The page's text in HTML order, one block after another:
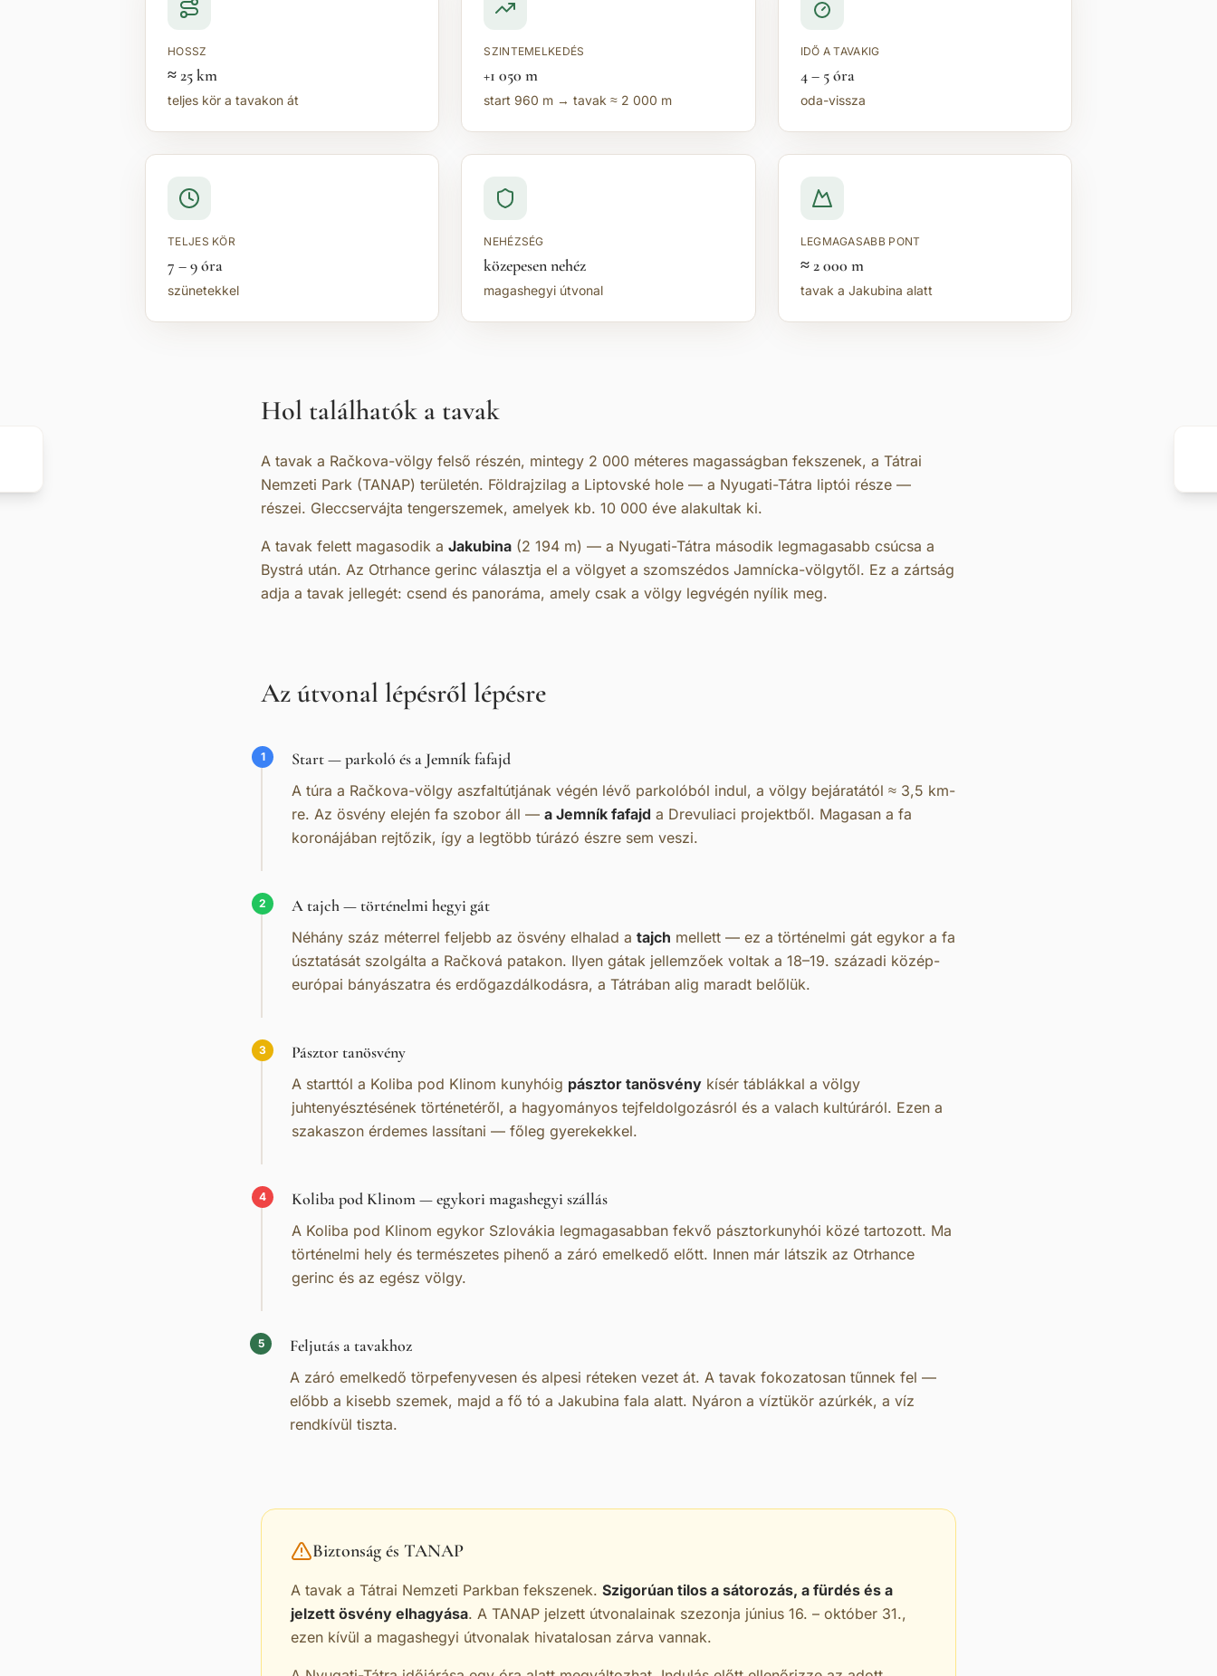
HOSSZ
≈ 25 km
teljes kör a tavakon át
SZINTEMELKEDÉS
+1 050 m
start 960 m → tavak ≈ 2 000 m
IDŐ A TAVAKIG
4 – 5 óra
oda-vissza
TELJES KÖR
7 – 9 óra
szünetekkel
NEHÉZSÉG
közepesen nehéz
magashegyi útvonal
LEGMAGASABB PONT
≈ 2 000 m
tavak a Jakubina alatt
Hol találhatók a tavak
A tavak a Račkova-völgy felső részén, mintegy 2 000 méteres magasságban fekszenek, a Tátrai
Nemzeti Park (TANAP) területén. Földrajzilag a Liptovské hole — a Nyugati-Tátra liptói része —
részei. Gleccservájta tengerszemek, amelyek kb. 10 000 éve alakultak ki.
A tavak felett magasodik a Jakubina (2 194 m) — a Nyugati-Tátra második legmagasabb csúcsa a
Bystrá után. Az Otrhance gerinc választja el a völgyet a szomszédos Jamnícka-völgytől. Ez a zártság
adja a tavak jellegét: csend és panoráma, amely csak a völgy legvégén nyílik meg.
Az útvonal lépésről lépésre
1 Start — parkoló és a Jemník fafajd
A túra a Račkova-völgy aszfaltútjának végén lévő parkolóból indul, a völgy bejáratától ≈ 3,5 km-
re. Az ösvény elején fa szobor áll — a Jemník fafajd a Drevuliaci projektből. Magasan a fa
koronájában rejtőzik, így a legtöbb túrázó észre sem veszi.
2 A tajch — történelmi hegyi gát
Néhány száz méterrel feljebb az ösvény elhalad a tajch mellett — ez a történelmi gát egykor a fa
úsztatását szolgálta a Račková patakon. Ilyen gátak jellemzőek voltak a 18–19. századi közép-
európai bányászatra és erdőgazdálkodásra, a Tátrában alig maradt belőlük.
3 Pásztor tanösvény
A starttól a Koliba pod Klinom kunyhóig pásztor tanösvény kísér táblákkal a völgy
juhtenyésztésének történetéről, a hagyományos tejfeldolgozásról és a valach kultúráról. Ezen a
szakaszon érdemes lassítani — főleg gyerekekkel.
4 Koliba pod Klinom — egykori magashegyi szállás
A Koliba pod Klinom egykor Szlovákia legmagasabban fekvő pásztorkunyhói közé tartozott. Ma
történelmi hely és természetes pihenő a záró emelkedő előtt. Innen már látszik az Otrhance
gerinc és az egész völgy.
5 Feljutás a tavakhoz
A záró emelkedő törpefenyvesen és alpesi réteken vezet át. A tavak fokozatosan tűnnek fel —
előbb a kisebb szemek, majd a fő tó a Jakubina fala alatt. Nyáron a víztükör azúrkék, a víz
rendkívül tiszta.
Biztonság és TANAP
A tavak a Tátrai Nemzeti Parkban fekszenek. Szigorúan tilos a sátorozás, a fürdés és a
jelzett ösvény elhagyása. A TANAP jelzett útvonalainak szezonja június 16. – október 31.,
ezen kívül a magashegyi útvonalak hivatalosan zárva vannak.